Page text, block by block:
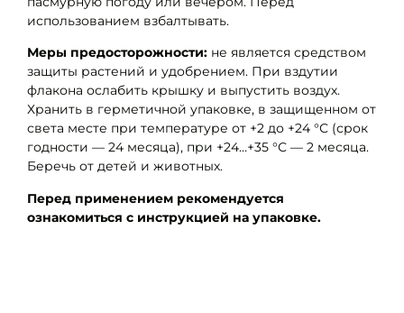
использованием взбалтывать.
Меры предосторожности: не является средством
защиты растений и удобрением. При вздутии
флакона ослабить крышку и выпустить воздух.
Хранить в герметичной упаковке, в защищенном от
света месте при температуре от +2 до +24 °С (срок
годности — 24 месяца), при +24…+35 °С — 2 месяца.
Беречь от детей и животных.
Перед применением рекомендуется
ознакомиться с инструкцией на упаковке.